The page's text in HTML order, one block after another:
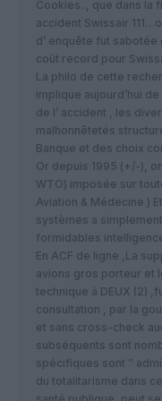
Cookies.., que dans la
accident Swissair
d’ enquête fut sabotée
coût record pour
La philo de cette
implique aujourd’hui
de l’ accident , les
malhonnêtetés
Banque et des choix
Or depuis 1995 (+/-),
WTO) imposée sur
Aviation & Médecine )
systèmes a
formidables
En ACF de ligne ,La
avions gros porteur et
technique à DEUX (2)
consultation , par la
et sans cross-check
subséquents sont
spécifiques sont ”
du totalitarisme dans